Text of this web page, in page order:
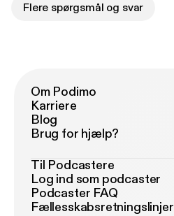
Flere spørgsmål og svar
Om Podimo
Karriere
Blog
Brug for hjælp?
Til Podcastere
Log ind som podcaster
Podcaster FAQ
Fællesskabsretningslinjer